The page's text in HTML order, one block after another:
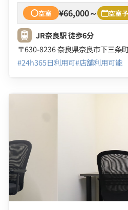
空室 ¥66,000～ 空室
JR奈良駅 徒歩6分
#24h365日利用可#店舗利用可能